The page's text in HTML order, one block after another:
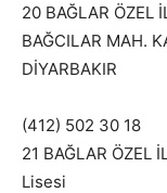
20 BAĞLAR ÖZEL
BAĞCILAR MAH.
DİYARBAKIR
(412) 502 30 18
21 BAĞLAR ÖZEL
Lisesi